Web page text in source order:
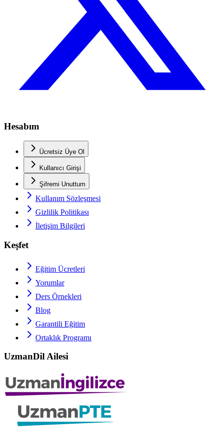
Hesabım
Ücretsiz Üye Ol
Kullanıcı Girişi
Şifremi Unuttum
Kullanım Sözleşmesi
Gizlilik Politikası
İletişim Bilgileri
Keşfet
Eğitim Ücretleri
Yorumlar
Ders Örnekleri
Blog
Garantili Eğitim
Ortaklık Programı
UzmanDil Ailesi